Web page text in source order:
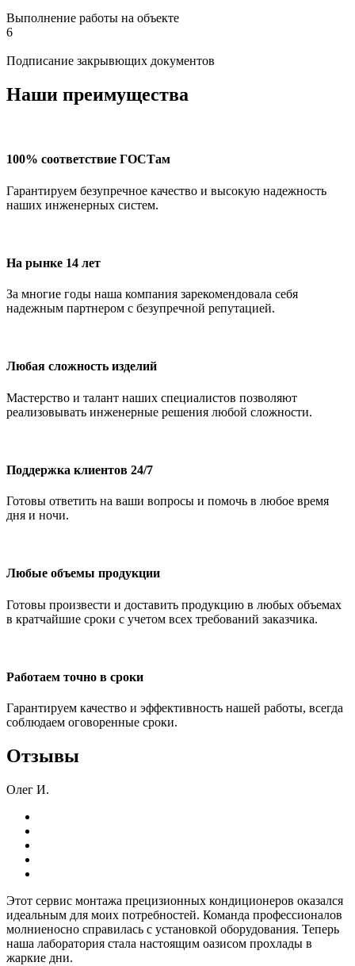
Выполнение работы на объекте
6
Подписание закрывющих документов
Наши преимущества
100% соответствие ГОСТам
Гарантируем безупречное качество и высокую надежность
наших инженерных систем.
На рынке 14 лет
За многие годы наша компания зарекомендовала себя
надежным партнером с безупречной репутацией.
Любая сложность изделий
Мастерство и талант наших специалистов позволяют
реализовывать инженерные решения любой сложности.
Поддержка клиентов 24/7
Готовы ответить на ваши вопросы и помочь в любое время
дня и ночи.
Любые объемы продукции
Готовы произвести и доставить продукцию в любых объемах
в кратчайшие сроки с учетом всех требований заказчика.
Работаем точно в сроки
Гарантируем качество и эффективность нашей работы, всегда
соблюдаем оговоренные сроки.
Отзывы
Олег И.
Этот сервис монтажа прецизионных кондиционеров оказался
идеальным для моих потребностей. Команда профессионалов
молниеносно справилась с установкой оборудования. Теперь
наша лаборатория стала настоящим оазисом прохлады в
жаркие дни.